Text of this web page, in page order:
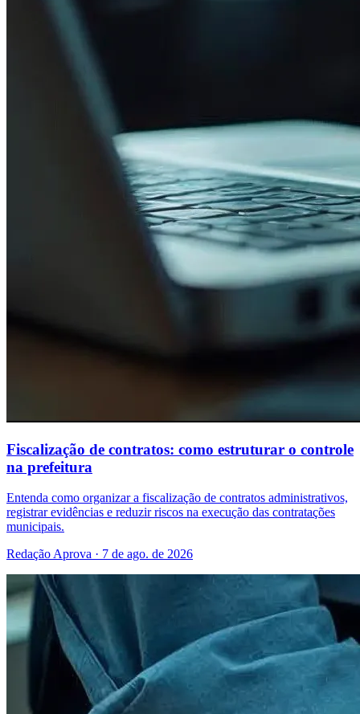
Fiscalização de contratos: como estruturar o controle
na prefeitura
Entenda como organizar a fiscalização de contratos administrativos,
registrar evidências e reduzir riscos na execução das contratações
municipais.
Redação Aprova · 7 de ago. de 2026